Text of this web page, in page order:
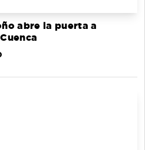
abre la puerta a